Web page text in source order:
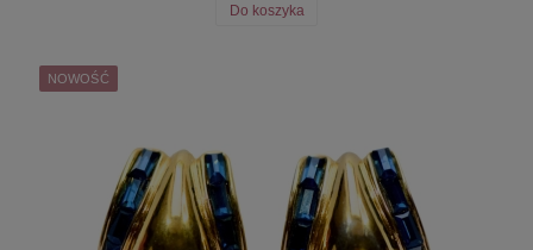
Do koszyka
NOWOŚĆ